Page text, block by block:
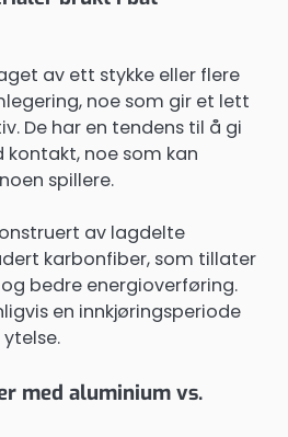
av ett stykke eller flere
noe som gir et lett
De har en tendens til å gi
kontakt, noe som kan
spillere.
av lagdelte
karbonfiber, som tillater
bedre energioverføring.
en innkjøringsperiode
med aluminium vs.